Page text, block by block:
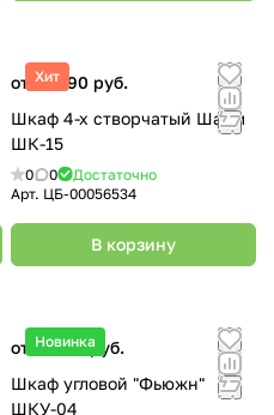
Хит
от 21 990 руб.
Шкаф 4-х створчатый Шарм
ШК-15
0 0
Достаточно
Арт. ЦБ-00056534
В корзину
Новинка
от 12 150 руб.
Шкаф угловой "Фьюжн"
ШКУ-04